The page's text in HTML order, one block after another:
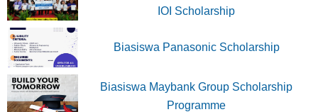
IOI Scholarship
Biasiswa Panasonic Scholarship
Biasiswa Maybank Group Scholarship
Programme